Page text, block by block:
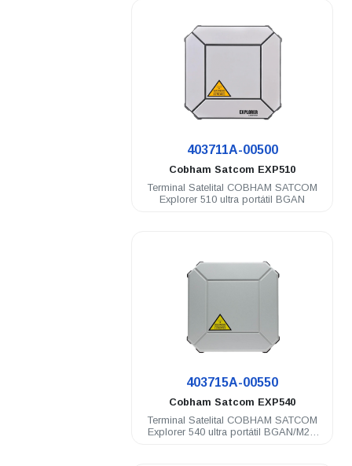
403711A-00500
Cobham Satcom EXP510
Terminal Satelital COBHAM SATCOM
Explorer 510 ultra portátil BGAN
403715A-00550
Cobham Satcom EXP540
Terminal Satelital COBHAM SATCOM
Explorer 540 ultra portátil BGAN/M2M